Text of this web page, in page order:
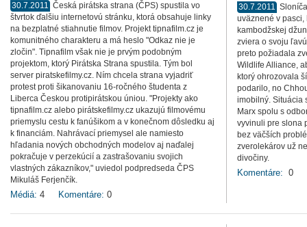
30.7.2011 Česká pirátska strana (ČPS) spustila vo
štvrtok ďalšiu internetovú stránku, ktorá obsahuje linky
na bezplatné stiahnutie filmov. Projekt tipnafilm.cz je
komunitného charakteru a má heslo "Odkaz nie je
zločin". Tipnafilm však nie je prvým podobným
projektom, ktorý Pirátska Strana spustila. Tým bol
server piratskefilmy.cz. Ním chcela strana vyjadriť
protest proti šikanovaniu 16-ročného študenta z
Liberca Českou protipirátskou úniou. "Projekty ako
tipnafilm.cz alebo pirátskefilmy.cz ukazujú filmovému
priemyslu cestu k fanúšikom a v konečnom dôsledku aj
k financiám. Nahrávací priemysel ale namiesto
hľadania nových obchodných modelov aj naďalej
pokračuje v perzekúcií a zastrašovaniu svojich
vlastných zákazníkov," uviedol podpredseda ČPS
Mikuláš Ferjenčík.
Médiá: 4 Komentáre: 0
30.7.2011
uväznené v pasci,
kambodžskej
zviera o svoju
preto požiadala
Wildlife Alliance,
ktorý ohrozovala
podarilo, no
imobilný. Situácia
Marx spolu s
vyvinuli pre slona
bez väčších
zverolekárov už
divočiny.
Komentáre: 0